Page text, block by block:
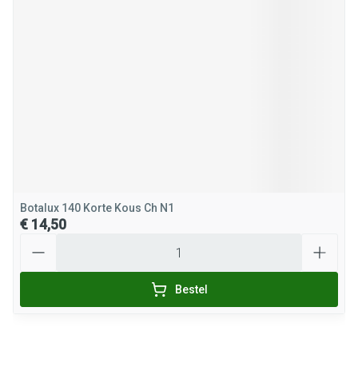
Botalux 140 Korte Kous Ch N1
€ 14,50
Bestel